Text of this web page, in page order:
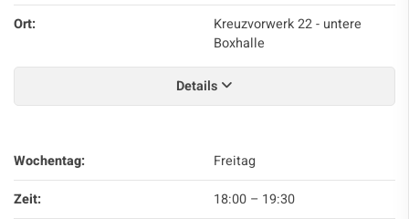
Ort:
Kreuzvorwerk 22 - untere
Boxhalle
Details
Wochentag:
Freitag
Zeit:
18:00 – 19:30